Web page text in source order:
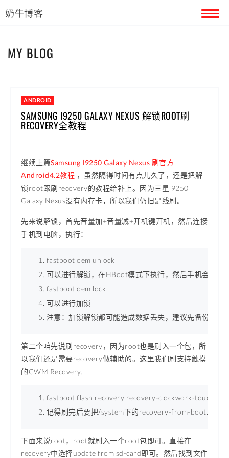
奶牛博客
MY BLOG
ANDROID
SAMSUNG I9250 GALAXY NEXUS 解锁ROOT刷
RECOVERY全教程
继续上篇Samsung I9250 Galaxy Nexus 刷官方
Android4.2教程 ，虽然隔得时间有点儿久了，还是把解
锁root跟刷recovery的教程给补上。因为三星i9250
Galaxy Nexus没有内存卡，所以我们仍旧是线刷。
先来说解锁，首先音量加+音量减+开机键开机，然后连接
手机到电脑，执行：
fastboot oem unlock
可以进行解锁，在HBoot模式下执行，然后手机会有提
fastboot oem lock
可以进行加锁
注意：加锁解锁都可能造成数据丢失，建议先备份好重
第二个咱先说刷recovery，因为root也是刷入一个包，所
以我们还是需要recovery做辅助的。这里我们刷支持触摸
的CWM Recovery.
fastboot flash recovery recovery-clockwork-touch-
记得刷完后要把/system下的recovery-from-boot.p删
下面来说root，root就刷入一个root包即可。直接在
recovery中选择update from sd-card即可。然后找到文件